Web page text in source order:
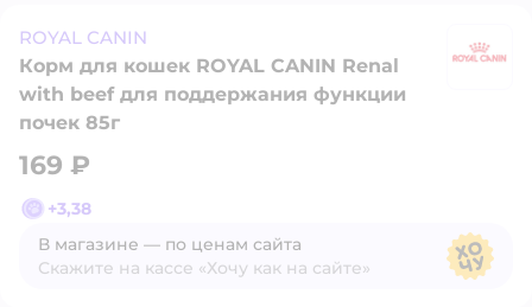
ROYAL CANIN
Корм для кошек ROYAL CANIN Renal
with beef для поддержания функции
почек 85г
169 ₽
+3,38
В магазине — по ценам сайта
Скажите на кассе «Хочу как на сайте»